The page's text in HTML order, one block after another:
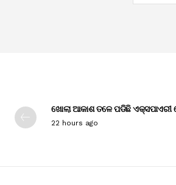
ଖୋଲା ଆକାଶ ତଳେ ପଡିଛି ଏକ୍ସପାଏରୀ
22 hours ago